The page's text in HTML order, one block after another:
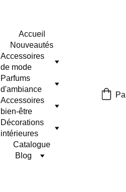
Accueil
Nouveautés
Accessoires
de mode
Parfums
d'ambiance
Accessoires
bien-être
Décorations
intérieures
Catalogue
Blog